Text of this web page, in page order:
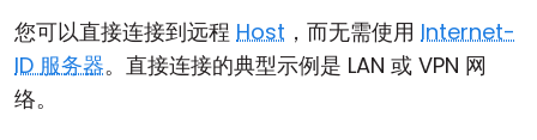
您可以直接连接到远程 Host ，而无需使用 Internet-
ID 服务器。直接连接的典型示例是 LAN 或 VPN 网
络。